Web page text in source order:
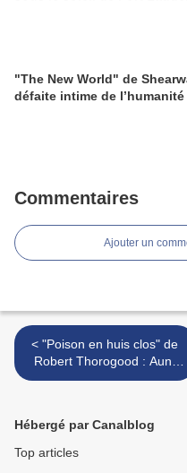
"The New World" de
défaite intime de l’humanité
Commentaires
Ajouter un
< "Poison en huis clos" de
Robert Thorogood : Aunt
Agatha is back !
Hébergé par Canalblog
Top articles